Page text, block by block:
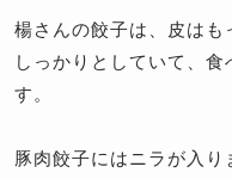
楊さんの餃子は、皮はも
しっかりとしていて、
す。
豚肉餃子にはニラが入り